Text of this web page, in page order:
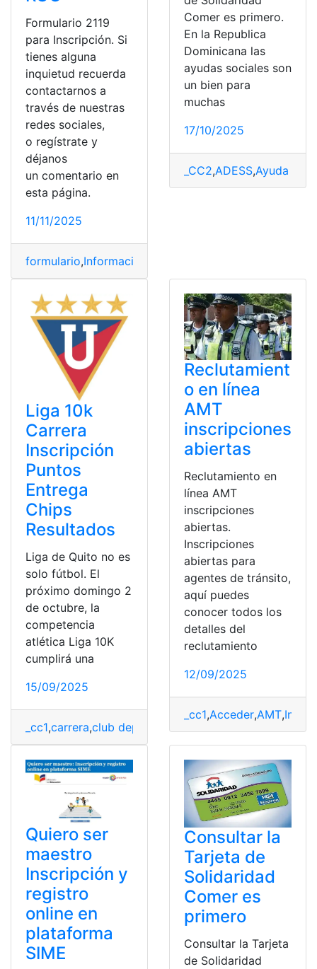
Formulario 2119
para Inscripción. Si
tienes alguna
inquietud recuerda
contactarnos a
través de nuestras
redes sociales,
o regístrate y
déjanos
un comentario en
esta página.
11/11/2025
formulario,Información
Comer es primero.
En la Republica
Dominicana las
ayudas sociales son
un bien para
muchas
17/10/2025
_CC2,ADESS,Ayuda
Liga 10k
Carrera
Inscripción
Puntos
Entrega
Chips
Resultados
Liga de Quito no es
solo fútbol. El
próximo domingo 2
de octubre, la
competencia
atlética Liga 10K
cumplirá una
15/09/2025
_cc1,carrera,club deportivo Liga
Reclutamient
o en línea
AMT
inscripciones
abiertas
Reclutamiento en
línea AMT
inscripciones
abiertas.
Inscripciones
abiertas para
agentes de tránsito,
aquí puedes
conocer todos los
detalles del
reclutamiento
12/09/2025
_cc1,Acceder,AMT,
Quiero ser
maestro
Inscripción y
registro
online en
plataforma
SIME
Consultar la
Tarjeta de
Solidaridad
Comer es
primero
Consultar la Tarjeta
de Solidaridad